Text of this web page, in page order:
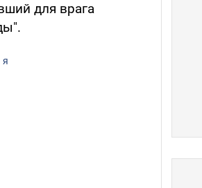
для врага